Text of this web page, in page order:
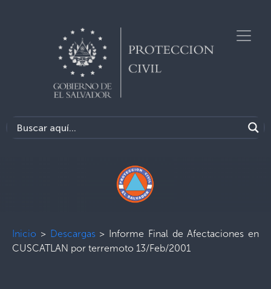
Inicio > Descargas> Informe Final de Afectaciones en
CUSCATLAN por terremoto 13/Feb/2001